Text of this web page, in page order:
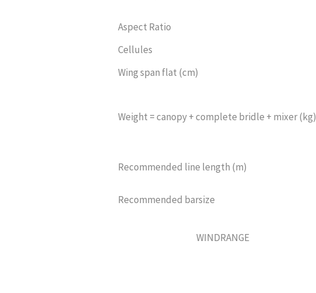
Aspect Ratio
Cellules
Wing span flat (cm)
Weight = canopy + complete bridle + mixer (kg)
Recommended line length (m)
Recommended barsize
WINDRANGE